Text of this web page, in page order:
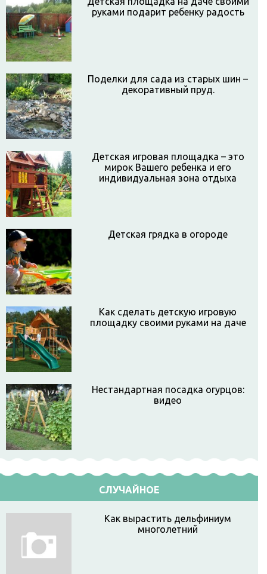
руками подарит ребенку радость
Поделки для сада из старых шин –
декоративный пруд.
Детская игровая площадка – это
мирок Вашего ребенка и его
индивидуальная зона отдыха
Детская грядка в огороде
Как сделать детскую игровую
площадку своими руками на даче
Нестандартная посадка огурцов:
видео
СЛУЧАЙНОЕ
Как вырастить дельфиниум
многолетний